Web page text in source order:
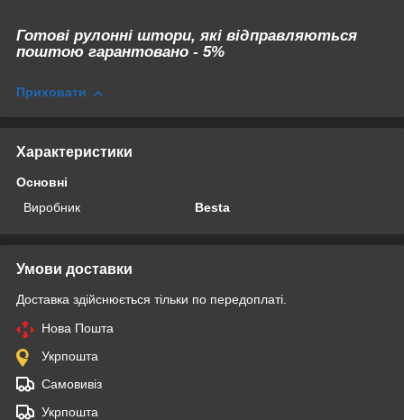
Готові рулонні штори, які відправляються
поштою гарантовано - 5%
Приховати
Характеристики
Основні
Виробник
Besta
Умови доставки
Доставка здійснюється тільки по передоплаті.
Нова Пошта
Укрпошта
Самовивіз
Укрпошта